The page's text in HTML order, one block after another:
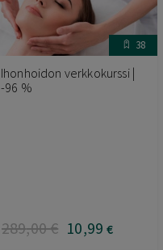
38
Ihonhoidon verkkokurssi |
-96 %
289,00€ 10,99 €